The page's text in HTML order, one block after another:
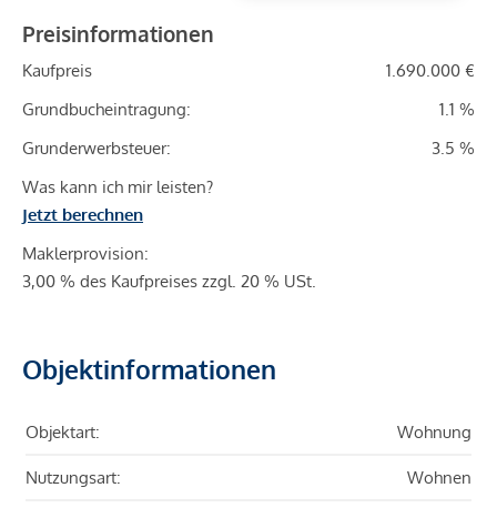
Preisinformationen
Kaufpreis
1.690.000 €
Grundbucheintragung:
1.1 %
Grunderwerbsteuer:
3.5 %
Was kann ich mir leisten?
Jetzt berechnen
Maklerprovision:
3,00 % des Kaufpreises zzgl. 20 % USt.
Objektinformationen
Objektart: Wohnung
Nutzungsart: Wohnen